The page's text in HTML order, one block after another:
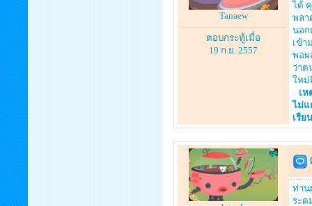
Tanaew
ตอบกระทู้เมื่อ
19 ก.ย. 2557
ได้
พลา
นอก
เข้า
พอผ
ว่าต
ใหม่
เห
ไม่แ
เรีย
ท่าน
ระด